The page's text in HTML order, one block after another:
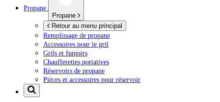
Propane
Propane
Retour au menu principal
Remplissage de propane
Accessoires pour le gril
Grils et fumoirs
Chaufferettes portatives
Réservoirs de propane
Pièces et accessoires pour réservoir